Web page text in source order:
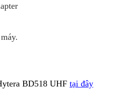
BD518 UHF tại đây